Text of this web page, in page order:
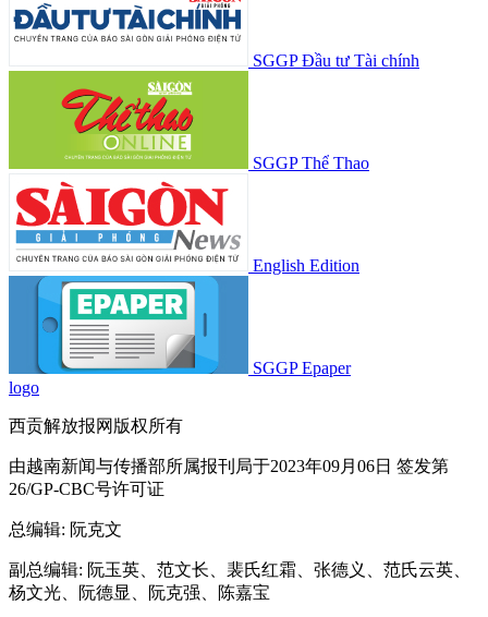
SGGP Đầu tư Tài chính
SGGP Thể Thao
English Edition
SGGP Epaper
logo
西贡解放报网版权所有
由越南新闻与传播部所属报刊局于2023年09月06日 签发第
26/GP-CBC号许可证
总编辑: 阮克文
副总编辑: 阮玉英、范文长、裴氏红霜、张德义、范氏云英、
杨文光、阮德显、阮克强、陈嘉宝